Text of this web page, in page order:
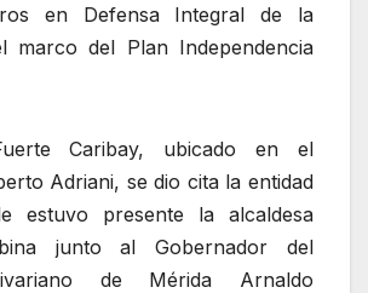
en Defensa Integral de la
marco del Plan Independencia
Caribay, ubicado en el
Adriani, se dio cita la entidad
estuvo presente la alcaldesa
junto al Gobernador del
de Mérida Arnaldo